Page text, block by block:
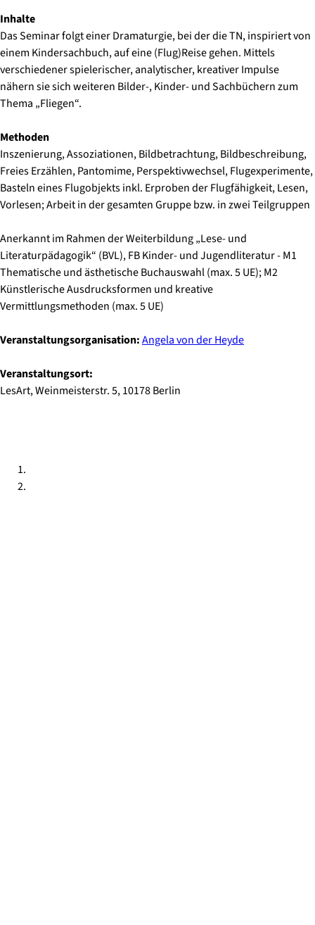
Inhalte
Das Seminar folgt einer Dramaturgie, bei der die TN, inspiriert von
einem Kindersachbuch, auf eine (Flug)Reise gehen. Mittels
verschiedener spielerischer, analytischer, kreativer Impulse
nähern sie sich weiteren Bilder-, Kinder- und Sachbüchern zum
Thema „Fliegen“.
Methoden
Inszenierung, Assoziationen, Bildbetrachtung, Bildbeschreibung,
Freies Erzählen, Pantomime, Perspektivwechsel, Flugexperimente,
Basteln eines Flugobjekts inkl. Erproben der Flugfähigkeit, Lesen,
Vorlesen; Arbeit in der gesamten Gruppe bzw. in zwei Teilgruppen
Anerkannt im Rahmen der Weiterbildung „Lese- und
Literaturpädagogik“ (BVL), FB Kinder- und Jugendliteratur - M1
Thematische und ästhetische Buchauswahl (max. 5 UE); M2
Künstlerische Ausdrucksformen und kreative
Vermittlungsmethoden (max. 5 UE)
Veranstaltungsorganisation:Angela von der Heyde
Veranstaltungsort:
LesArt, Weinmeisterstr. 5, 10178 Berlin